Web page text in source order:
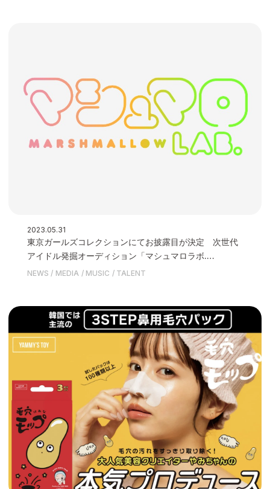
2023.05.31
東京ガールズコレクションにてお披露目が決定 次世代
アイドル発掘オーディション「マシュマロラボ.
presents 次世代アイドルオーディション」を開催いた
NEWS MEDIA MUSIC TALENT